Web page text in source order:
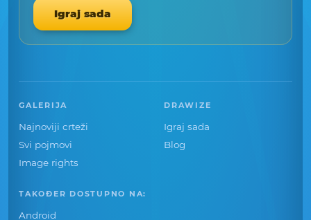
Igraj sada
GALERIJA
Najnoviji crteži
Svi pojmovi
Image rights
DRAWIZE
Igraj sada
Blog
TAKOĐER DOSTUPNO NA:
Android